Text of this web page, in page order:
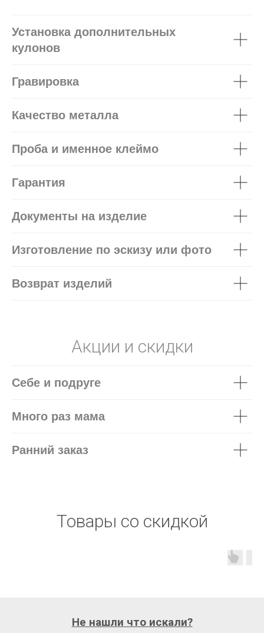
Установка дополнительных
кулонов
Гравировка
Качество металла
Проба и именное клеймо
Гарантия
Документы на изделие
Изготовление по эскизу или фото
Возврат изделий
Акции и скидки
Себе и подруге
Много раз мама
Ранний заказ
Товары со скидкой
Не нашли что искали?